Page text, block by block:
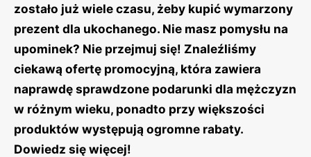
zostało już wiele czasu, żeby kupić wymarzony
prezent dla ukochanego. Nie masz pomysłu na
upominek? Nie przejmuj się! Znaleźliśmy
ciekawą ofertę promocyjną, która zawiera
naprawdę sprawdzone podarunki dla mężczyzn
w różnym wieku, ponadto przy większości
produktów występują ogromne rabaty.
Dowiedz się więcej!